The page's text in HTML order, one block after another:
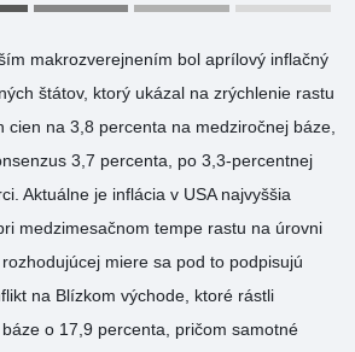
makrozverejnením bol aprílový inflačný
štátov, ktorý ukázal na zrýchlenie rastu
cien na 3,8 percenta na medziročnej báze,
3,7 percenta, po 3,3-percentnej
Aktuálne je inflácia v USA najvyššia
medzimesačnom tempe rastu na úrovni
miere sa pod to podpisujú
na Blízkom východe, ktoré rástli
o 17,9 percenta, pričom samotné